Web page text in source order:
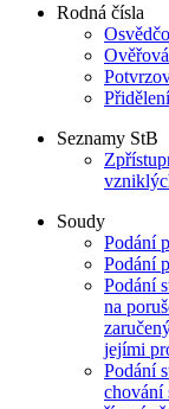
Rodná čísla
Seznamy StB
Soudy
Podání
Podání
Podání
na
jejími
Podání
chování